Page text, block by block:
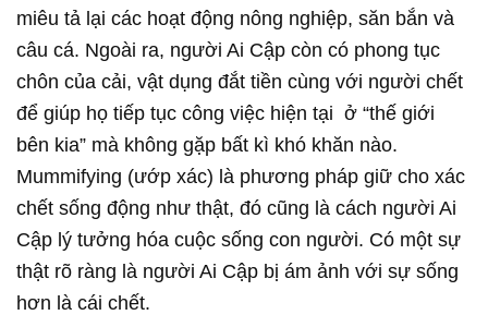
miêu tả lại các hoạt động nông nghiệp, săn bắn và
câu cá. Ngoài ra, người Ai Cập còn có phong tục
chôn của cải, vật dụng đắt tiền cùng với người chết
để giúp họ tiếp tục công việc hiện tại ở “thế giới
bên kia” mà không gặp bất kì khó khăn nào.
Mummifying (ướp xác) là phương pháp giữ cho xác
chết sống động như thật, đó cũng là cách người Ai
Cập lý tưởng hóa cuộc sống con người. Có một sự
thật rõ ràng là người Ai Cập bị ám ảnh với sự sống
hơn là cái chết.